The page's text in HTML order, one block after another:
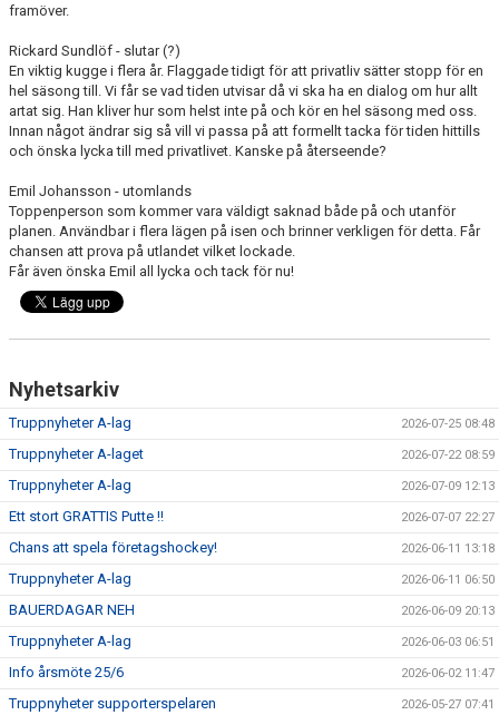
framöver.
Rickard Sundlöf - slutar (?)
En viktig kugge i flera år. Flaggade tidigt för att privatliv sätter stopp för en
hel säsong till. Vi får se vad tiden utvisar då vi ska ha en dialog om hur allt
artat sig. Han kliver hur som helst inte på och kör en hel säsong med oss.
Innan något ändrar sig så vill vi passa på att formellt tacka för tiden hittills
och önska lycka till med privatlivet. Kanske på återseende?
Emil Johansson - utomlands
Toppenperson som kommer vara väldigt saknad både på och utanför
planen. Användbar i flera lägen på isen och brinner verkligen för detta. Får
chansen att prova på utlandet vilket lockade.
Får även önska Emil all lycka och tack för nu!
Nyhetsarkiv
Truppnyheter A-lag 2026-07-25 08:48
Truppnyheter A-laget 2026-07-22 08:59
Truppnyheter A-lag 2026-07-09 12:13
Ett stort GRATTIS Putte !! 2026-07-07 22:27
Chans att spela företagshockey! 2026-06-11 13:18
Truppnyheter A-lag 2026-06-11 06:50
BAUERDAGAR NEH 2026-06-09 20:13
Truppnyheter A-lag 2026-06-03 06:51
Info årsmöte 25/6 2026-06-02 11:47
Truppnyheter supporterspelaren 2026-05-27 07:41